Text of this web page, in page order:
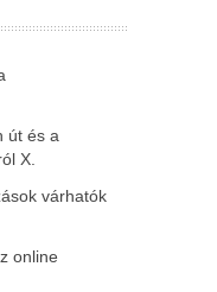
út és a
X.
várhatók
online